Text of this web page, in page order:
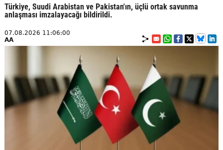
Türkiye, Suudi Arabistan ve Pakistan'ın, üçlü ortak savunma
anlaşması imzalayacağı bildirildi.
07.08.2026 11:06:00
AA